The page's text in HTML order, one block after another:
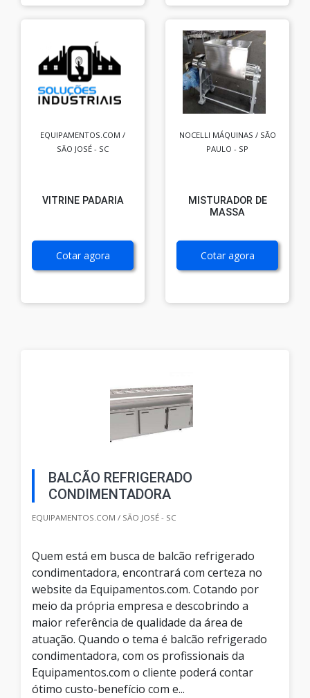
EQUIPAMENTOS.COM /
SÃO JOSÉ - SC
VITRINE PADARIA
Cotar agora
NOCELLI MÁQUINAS / SÃO
PAULO - SP
MISTURADOR DE
MASSA
Cotar agora
BALCÃO REFRIGERADO
CONDIMENTADORA
EQUIPAMENTOS.COM / SÃO JOSÉ - SC
Quem está em busca de balcão refrigerado
condimentadora, encontrará com certeza no
website da Equipamentos.com. Cotando por
meio da própria empresa e descobrindo a
maior referência de qualidade da área de
atuação. Quando o tema é balcão refrigerado
condimentadora, com os profissionais da
Equipamentos.com o cliente poderá contar
ótimo custo-benefício com e...